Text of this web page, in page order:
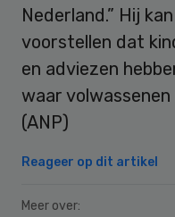
Nederland.” Hij
voorstellen dat
en adviezen
waar volwassenen
(ANP)
Reageer op dit artikel
Meer over: